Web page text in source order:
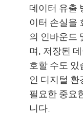
데이터 유출
이터 손실을
의 인바운드
며, 저장된
호할 수도 있
인 디지털
필요한 중요
니다.